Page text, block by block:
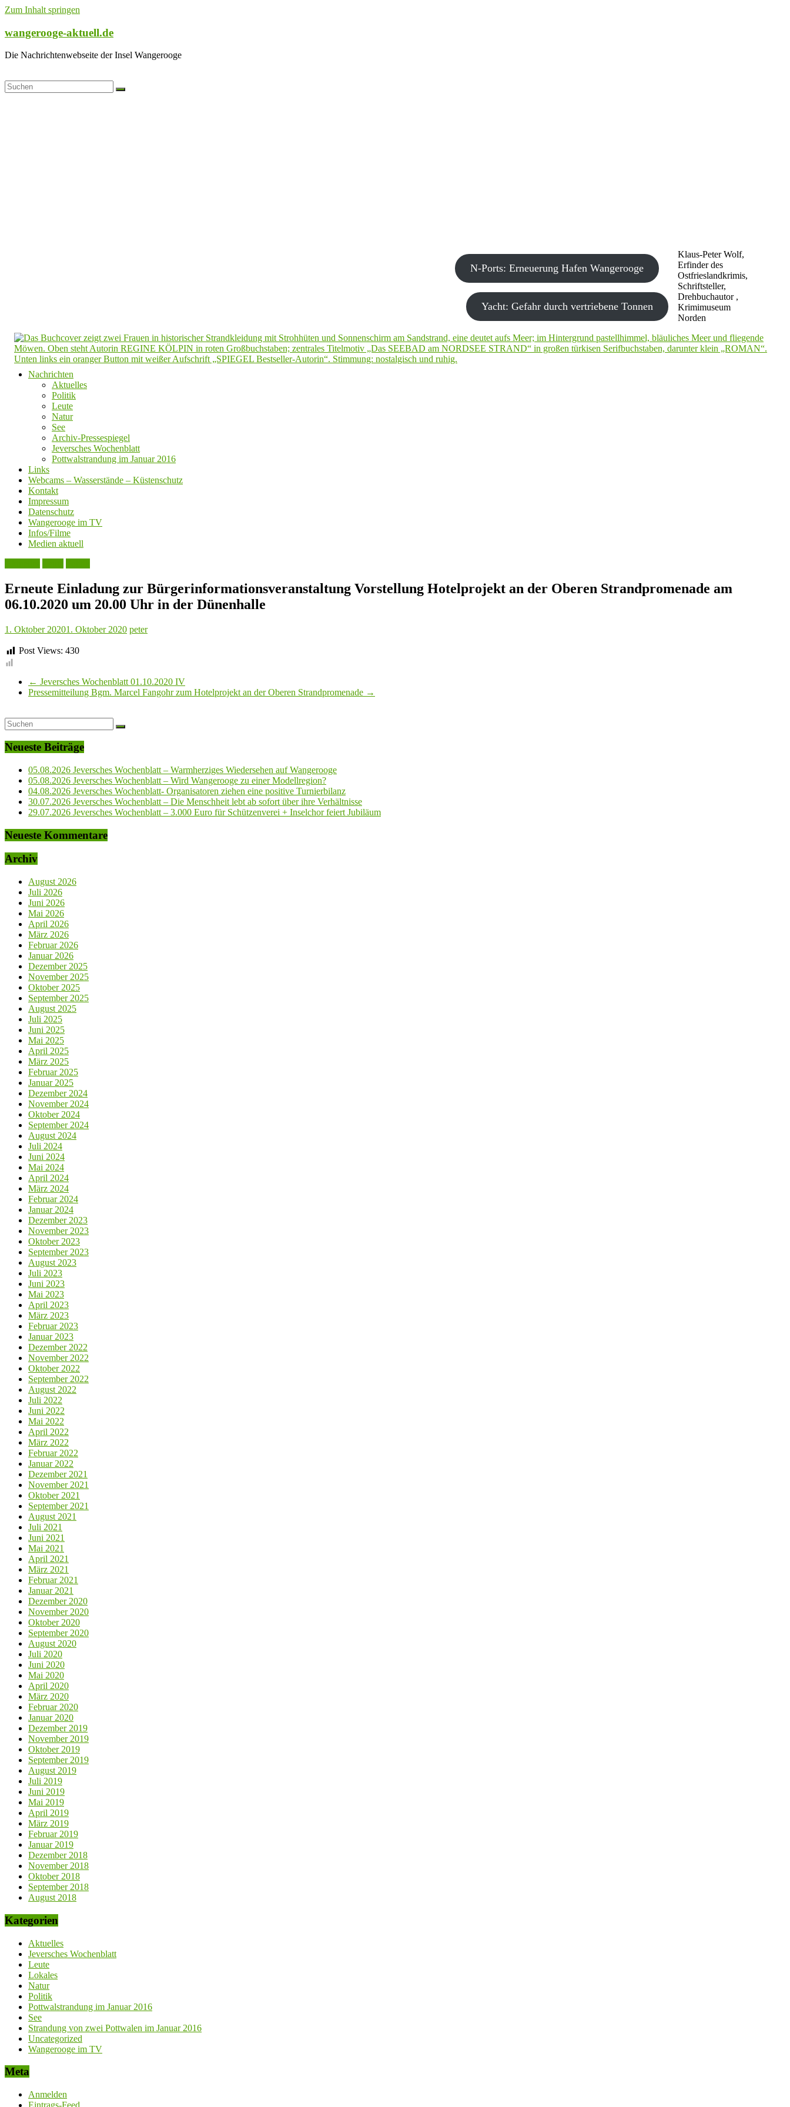
Zum Inhalt springen
wangerooge-aktuell.de
Die Nachrichtenwebseite der Insel Wangerooge
Klaus-Peter Wolf,
Erfinder des
Ostfrieslandkrimis,
Schriftsteller,
Drehbuchautor ,
Krimimuseum
Norden
N-Ports: Erneuerung Hafen Wangerooge
Yacht: Gefahr durch vertriebene Tonnen
Nachrichten
Aktuelles
Politik
Leute
Natur
See
Archiv-Pressespiegel
Jeversches Wochenblatt
Pottwalstrandung im Januar 2016
Links
Webcams – Wasserstände – Küstenschutz
Kontakt
Impressum
Datenschutz
Wangerooge im TV
Infos/Filme
Medien aktuell
Erneute Einladung zur Bürgerinformationsveranstaltung Vorstellung Hotelprojekt an der Oberen Strandpromenade am
06.10.2020 um 20.00 Uhr in der Dünenhalle
1. Oktober 20201. Oktober 2020 peter
Post Views: 430
← Jeversches Wochenblatt 01.10.2020 IV
Pressemitteilung Bgm. Marcel Fangohr zum Hotelprojekt an der Oberen Strandpromenade →
Neueste Beiträge
05.08.2026 Jeversches Wochenblatt – Warmherziges Wiedersehen auf Wangerooge
05.08.2026 Jeversches Wochenblatt – Wird Wangerooge zu einer Modellregion?
04.08.2026 Jeversches Wochenblatt- Organisatoren ziehen eine positive Turnierbilanz
30.07.2026 Jeversches Wochenblatt – Die Menschheit lebt ab sofort über ihre Verhältnisse
29.07.2026 Jeversches Wochenblatt – 3.000 Euro für Schützenverei + Inselchor feiert Jubiläum
Neueste Kommentare
Archiv
August 2026
Juli 2026
Juni 2026
Mai 2026
April 2026
März 2026
Februar 2026
Januar 2026
Dezember 2025
November 2025
Oktober 2025
September 2025
August 2025
Juli 2025
Juni 2025
Mai 2025
April 2025
März 2025
Februar 2025
Januar 2025
Dezember 2024
November 2024
Oktober 2024
September 2024
August 2024
Juli 2024
Juni 2024
Mai 2024
April 2024
März 2024
Februar 2024
Januar 2024
Dezember 2023
November 2023
Oktober 2023
September 2023
August 2023
Juli 2023
Juni 2023
Mai 2023
April 2023
März 2023
Februar 2023
Januar 2023
Dezember 2022
November 2022
Oktober 2022
September 2022
August 2022
Juli 2022
Juni 2022
Mai 2022
April 2022
März 2022
Februar 2022
Januar 2022
Dezember 2021
November 2021
Oktober 2021
September 2021
August 2021
Juli 2021
Juni 2021
Mai 2021
April 2021
März 2021
Februar 2021
Januar 2021
Dezember 2020
November 2020
Oktober 2020
September 2020
August 2020
Juli 2020
Juni 2020
Mai 2020
April 2020
März 2020
Februar 2020
Januar 2020
Dezember 2019
November 2019
Oktober 2019
September 2019
August 2019
Juli 2019
Juni 2019
Mai 2019
April 2019
März 2019
Februar 2019
Januar 2019
Dezember 2018
November 2018
Oktober 2018
September 2018
August 2018
Kategorien
Aktuelles
Jeversches Wochenblatt
Leute
Lokales
Natur
Politik
Pottwalstrandung im Januar 2016
See
Strandung von zwei Pottwalen im Januar 2016
Uncategorized
Wangerooge im TV
Meta
Anmelden
Eintrags-Feed